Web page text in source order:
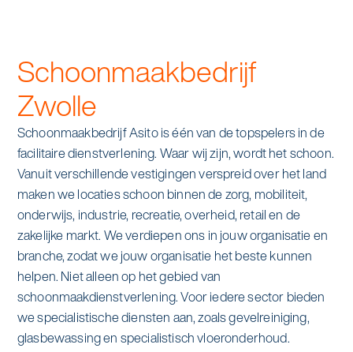
Zorgondersteuning
Vloermeester van One Go
alle diensten bekijken
Zorg
Kennisbank
Contact
Wij werken voor
Duurzaamheid & Asito
Innovatie & Asito
Mens & Asito
Schoonmaakbedrijf
Zwolle
Schoonmaakbedrijf Asito is één van de topspelers in de
facilitaire dienstverlening. Waar wij zijn, wordt het schoon.
Vanuit verschillende vestigingen verspreid over het land
maken we locaties schoon binnen de zorg, mobiliteit,
onderwijs, industrie, recreatie, overheid, retail en de
zakelijke markt. We verdiepen ons in jouw organisatie en
branche, zodat we jouw organisatie het beste kunnen
helpen. Niet alleen op het gebied van
schoonmaakdienstverlening. Voor iedere sector bieden
we specialistische diensten aan, zoals gevelreiniging,
glasbewassing en specialistisch vloeronderhoud.